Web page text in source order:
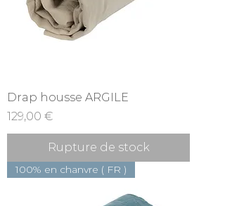
Drap housse ARGILE
Prix
129,00 €
Rupture de stock
100% en chanvre ( FR )